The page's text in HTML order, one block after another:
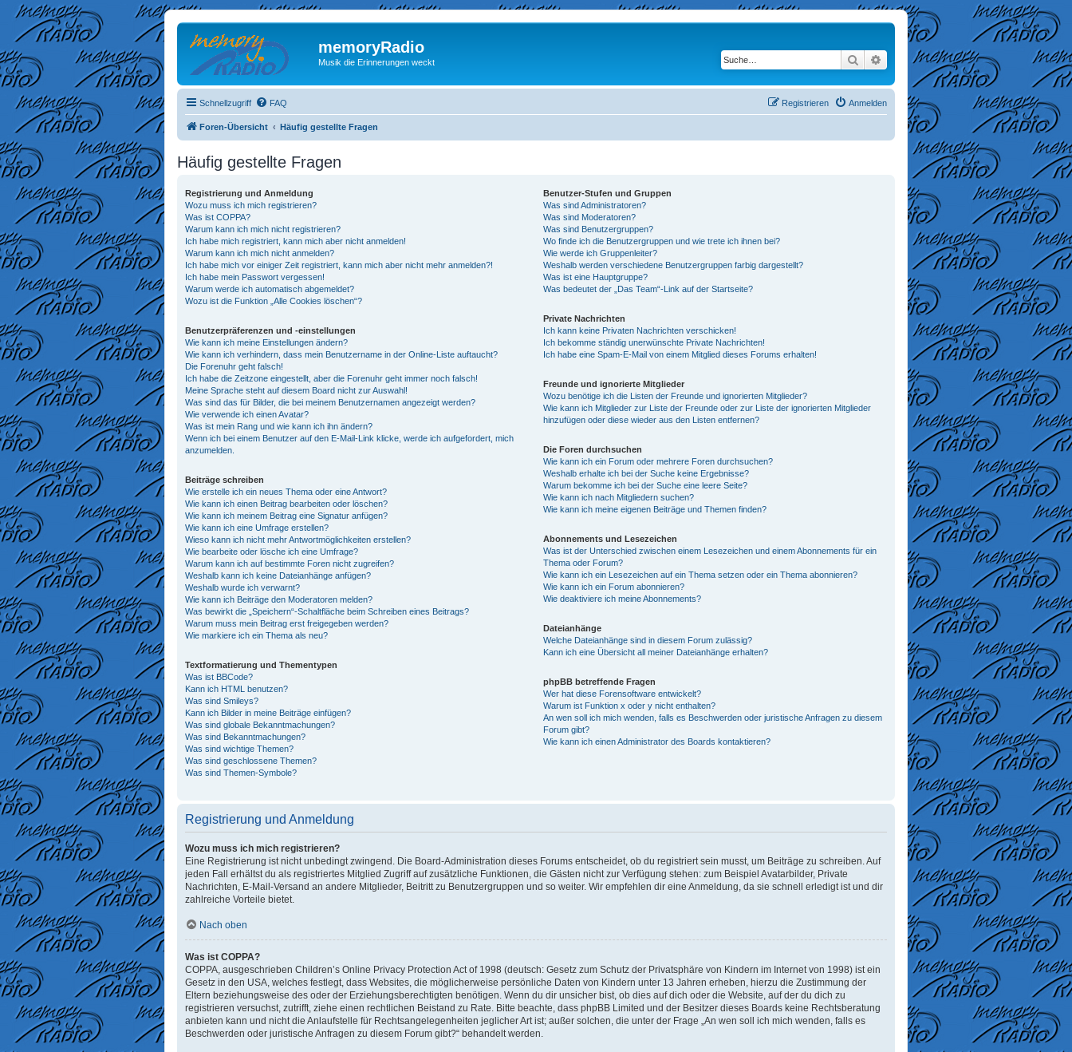
memoryRadio
Musik die Erinnerungen weckt Suche Erweiterte Suche
Schnellzugriff FAQ Anmelden
Registrieren
Foren-Übersicht Häufig gestellte Fragen
Häufig gestellte Fragen
Registrierung und Anmeldung
Wozu muss ich mich registrieren?
Was ist COPPA?
Warum kann ich mich nicht registrieren?
Ich habe mich registriert, kann mich aber nicht anmelden!
Warum kann ich mich nicht anmelden?
Ich habe mich vor einiger Zeit registriert, kann mich aber nicht mehr anmelden?!
Ich habe mein Passwort vergessen!
Warum werde ich automatisch abgemeldet?
Wozu ist die Funktion „Alle Cookies löschen“?
Benutzerpräferenzen und -einstellungen
Wie kann ich meine Einstellungen ändern?
Wie kann ich verhindern, dass mein Benutzername in der Online-Liste auftaucht?
Die Forenuhr geht falsch!
Ich habe die Zeitzone eingestellt, aber die Forenuhr geht immer noch falsch!
Meine Sprache steht auf diesem Board nicht zur Auswahl!
Was sind das für Bilder, die bei meinem Benutzernamen angezeigt werden?
Wie verwende ich einen Avatar?
Was ist mein Rang und wie kann ich ihn ändern?
Wenn ich bei einem Benutzer auf den E-Mail-Link klicke, werde ich aufgefordert, mich
anzumelden.
Beiträge schreiben
Wie erstelle ich ein neues Thema oder eine Antwort?
Wie kann ich einen Beitrag bearbeiten oder löschen?
Wie kann ich meinem Beitrag eine Signatur anfügen?
Wie kann ich eine Umfrage erstellen?
Wieso kann ich nicht mehr Antwortmöglichkeiten erstellen?
Wie bearbeite oder lösche ich eine Umfrage?
Warum kann ich auf bestimmte Foren nicht zugreifen?
Weshalb kann ich keine Dateianhänge anfügen?
Weshalb wurde ich verwarnt?
Wie kann ich Beiträge den Moderatoren melden?
Was bewirkt die „Speichern“-Schaltfläche beim Schreiben eines Beitrags?
Warum muss mein Beitrag erst freigegeben werden?
Wie markiere ich ein Thema als neu?
Textformatierung und Thementypen
Was ist BBCode?
Kann ich HTML benutzen?
Was sind Smileys?
Kann ich Bilder in meine Beiträge einfügen?
Was sind globale Bekanntmachungen?
Was sind Bekanntmachungen?
Was sind wichtige Themen?
Was sind geschlossene Themen?
Was sind Themen-Symbole?
Benutzer-Stufen und Gruppen
Was sind Administratoren?
Was sind Moderatoren?
Was sind Benutzergruppen?
Wo finde ich die Benutzergruppen und wie trete ich ihnen bei?
Wie werde ich Gruppenleiter?
Weshalb werden verschiedene Benutzergruppen farbig dargestellt?
Was ist eine Hauptgruppe?
Was bedeutet der „Das Team“-Link auf der Startseite?
Private Nachrichten
Ich kann keine Privaten Nachrichten verschicken!
Ich bekomme ständig unerwünschte Private Nachrichten!
Ich habe eine Spam-E-Mail von einem Mitglied dieses Forums erhalten!
Freunde und ignorierte Mitglieder
Wozu benötige ich die Listen der Freunde und ignorierten Mitglieder?
Wie kann ich Mitglieder zur Liste der Freunde oder zur Liste der ignorierten Mitglieder
hinzufügen oder diese wieder aus den Listen entfernen?
Die Foren durchsuchen
Wie kann ich ein Forum oder mehrere Foren durchsuchen?
Weshalb erhalte ich bei der Suche keine Ergebnisse?
Warum bekomme ich bei der Suche eine leere Seite?
Wie kann ich nach Mitgliedern suchen?
Wie kann ich meine eigenen Beiträge und Themen finden?
Abonnements und Lesezeichen
Was ist der Unterschied zwischen einem Lesezeichen und einem Abonnements für ein
Thema oder Forum?
Wie kann ich ein Lesezeichen auf ein Thema setzen oder ein Thema abonnieren?
Wie kann ich ein Forum abonnieren?
Wie deaktiviere ich meine Abonnements?
Dateianhänge
Welche Dateianhänge sind in diesem Forum zulässig?
Kann ich eine Übersicht all meiner Dateianhänge erhalten?
phpBB betreffende Fragen
Wer hat diese Forensoftware entwickelt?
Warum ist Funktion x oder y nicht enthalten?
An wen soll ich mich wenden, falls es Beschwerden oder juristische Anfragen zu diesem
Forum gibt?
Wie kann ich einen Administrator des Boards kontaktieren?
Registrierung und Anmeldung
Wozu muss ich mich registrieren?
Eine Registrierung ist nicht unbedingt zwingend. Die Board-Administration dieses Forums entscheidet, ob du registriert sein musst, um Beiträge zu schreiben. Auf
jeden Fall erhältst du als registriertes Mitglied Zugriff auf zusätzliche Funktionen, die Gästen nicht zur Verfügung stehen: zum Beispiel Avatarbilder, Private
Nachrichten, E-Mail-Versand an andere Mitglieder, Beitritt zu Benutzergruppen und so weiter. Wir empfehlen dir eine Anmeldung, da sie schnell erledigt ist und dir
zahlreiche Vorteile bietet.
Nach oben
Was ist COPPA?
COPPA, ausgeschrieben Children’s Online Privacy Protection Act of 1998 (deutsch: Gesetz zum Schutz der Privatsphäre von Kindern im Internet von 1998) ist ein
Gesetz in den USA, welches festlegt, dass Websites, die möglicherweise persönliche Daten von Kindern unter 13 Jahren erheben, hierzu die Zustimmung der
Eltern beziehungsweise des oder der Erziehungsberechtigten benötigen. Wenn du dir unsicher bist, ob dies auf dich oder die Website, auf der du dich zu
registrieren versuchst, zutrifft, ziehe einen rechtlichen Beistand zu Rate. Bitte beachte, dass phpBB Limited und der Besitzer dieses Boards keine Rechtsberatung
anbieten kann und nicht die Anlaufstelle für Rechtsangelegenheiten jeglicher Art ist; außer solchen, die unter der Frage „An wen soll ich mich wenden, falls es
Beschwerden oder juristische Anfragen zu diesem Forum gibt?“ behandelt werden.